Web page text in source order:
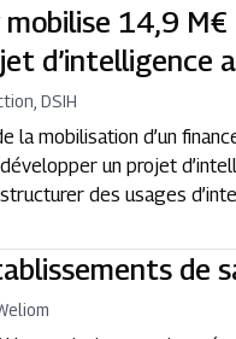
mobilise 14,9 M€
d’intelligence
DSIH
la mobilisation d’un
un projet
des usages
de